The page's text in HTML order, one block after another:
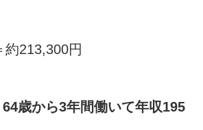
約213,300円
歳から3年間働いて年収195